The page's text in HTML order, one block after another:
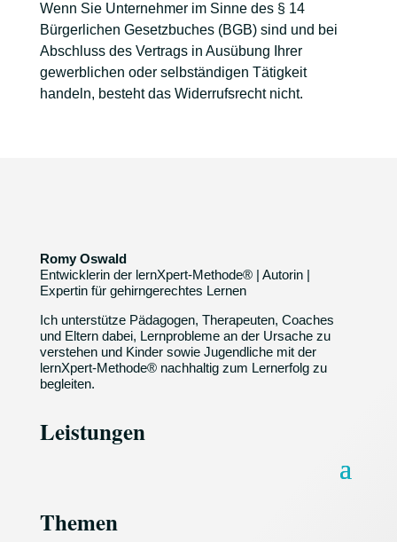
Wenn Sie Unternehmer im Sinne des § 14
Bürgerlichen Gesetzbuches (BGB) sind und bei
Abschluss des Vertrags in Ausübung Ihrer
gewerblichen oder selbständigen Tätigkeit
handeln, besteht das Widerrufsrecht nicht.
Romy Oswald
Entwicklerin der lernXpert-Methode® | Autorin |
Expertin für gehirngerechtes Lernen
Ich unterstütze Pädagogen, Therapeuten, Coaches
und Eltern dabei, Lernprobleme an der Ursache zu
verstehen und Kinder sowie Jugendliche mit der
lernXpert-Methode® nachhaltig zum Lernerfolg zu
begleiten.
Leistungen
Themen